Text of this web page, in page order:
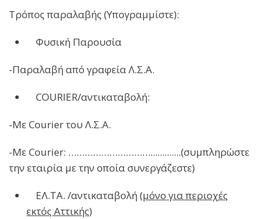
Τρόπος παραλαβής (Υπογραμμίστε):
Φυσική Παρουσία
-Παραλαβή από γραφεία Λ.Σ.Α.
COURIER/αντικαταβολή:
-Με Courier του Λ.Σ.Α.
-Με Courier: ………………………….............(συμπληρώστε
την εταιρία με την οποία συνεργάζεστε)
ΕΛ.ΤΑ. /αντικαταβολή (μόνο για περιοχές
εκτός Αττικής)